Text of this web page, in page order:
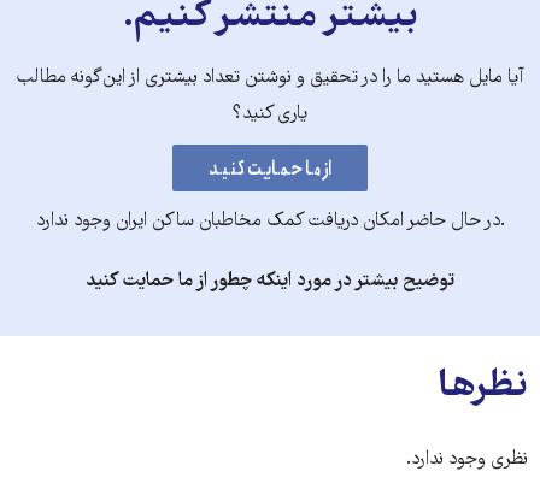
بیشتر منتشر کنیم.
آیا مایل هستید ما را در تحقیق و نوشتن تعداد بیشتری از این‌گونه مطالب
یاری کنید؟
.در حال حاضر امکان دریافت کمک مخاطبان ساکن ایران وجود ندارد
توضیح بیشتر در مورد اینکه چطور از ما حمایت کنید
نظرها
نظری وجود ندارد.